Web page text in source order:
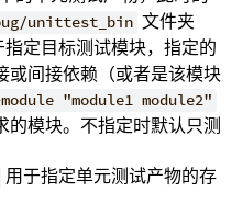
unittest_bin 文件夹
指定目标测试模块，指定的
或间接依赖（或者是该模块
"module1 module2"
的模块。不指定时默认只测
用于指定单元测试产物的存